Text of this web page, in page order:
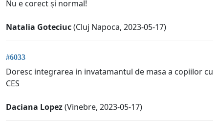
Nu e corect și normal!
Natalia Goteciuc(Cluj Napoca, 2023-05-17)
#6033
Doresc integrarea in invatamantul de masa a copiilor cu
CES
Daciana Lopez(Vinebre, 2023-05-17)